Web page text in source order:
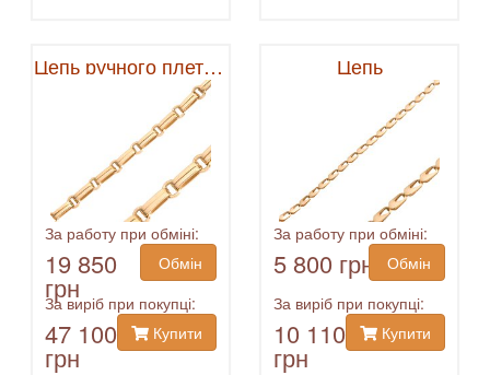
Цепь ручного плетения
За работу при обміні:
19 850
грн
Обмін
За виріб при покупці:
47 100
грн
Купити
Цепь
За работу при обміні:
5 800 грн
Обмін
За виріб при покупці:
10 110
грн
Купити